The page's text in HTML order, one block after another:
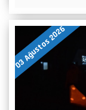
03 Ağustos 2026